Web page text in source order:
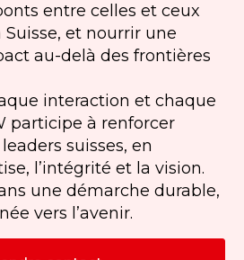
entre celles et ceux
et nourrir une
au-delà des frontières
interaction et chaque
participe à renforcer
suisses, en
l’intégrité et la vision.
une démarche durable,
vers l’avenir.